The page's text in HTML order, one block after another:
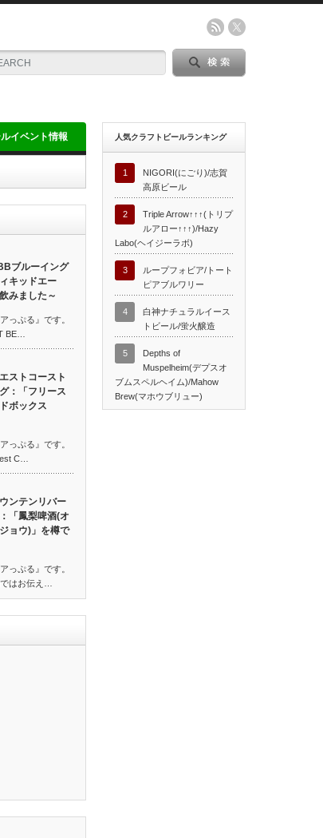
イベント情報
ブルーイング
キッドエー
みました～
っぷる』です。
BE…
ストコースト
：「フリース
ボックス
っぷる』です。
C…
ンテンリバー
「鳳梨啤酒(オ
ョウ)」を樽で
っぷる』です。
はお伝え…
人気クラフトビールランキング
1
NIGORI(にごり)/志賀
高原ビール
2
Triple Arrow↑↑↑(トリプ
ルアロー↑↑↑)/Hazy
Labo(ヘイジーラボ)
3
ループフォビア/トート
ピアブルワリー
4
白神ナチュラルイース
トビール/蛍火醸造
5
Depths of
Muspelheim(デプスオ
ブムスペルヘイム)/Mahow
Brew(マホウブリュー)